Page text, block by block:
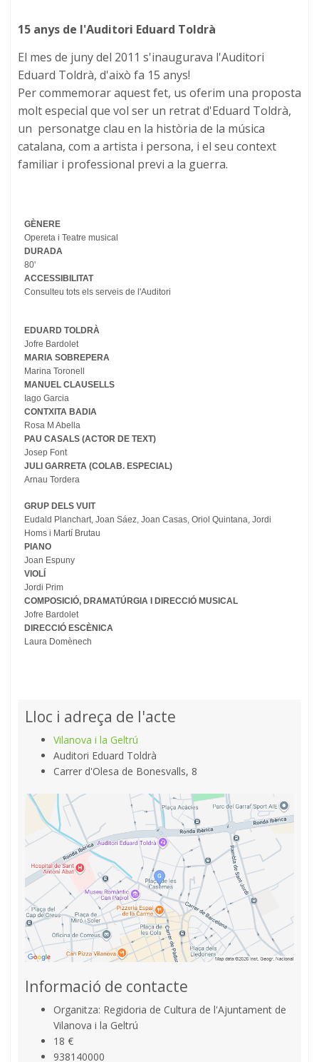
15 anys de l'Auditori Eduard Toldrà
El mes de juny del 2011 s'inaugurava l'Auditori
Eduard Toldrà, d'això fa 15 anys!
Per commemorar aquest fet, us oferim una proposta
molt especial que vol ser un retrat d'Eduard Toldrà,
un personatge clau en la història de la música
catalana, com a artista i persona, i el seu context
familiar i professional previ a la guerra.
GÈNERE
Opereta i Teatre musical
DURADA
80'
ACCESSIBILITAT
Consulteu tots els serveis de l'Auditori
EDUARD TOLDRÀ
Jofre Bardolet
MARIA SOBREPERA
Marina Toronell
MANUEL CLAUSELLS
Iago Garcia
CONTXITA BADIA
Rosa M Abella
PAU CASALS (ACTOR DE TEXT)
Josep Font
JULI GARRETA (COLAB. ESPECIAL)
Arnau Tordera
GRUP DELS VUIT
Eudald Planchart, Joan Sáez, Joan Casas, Oriol Quintana, Jordi
Homs i Martí Brutau
PIANO
Joan Espuny
VIOLÍ
Jordi Prim
COMPOSICIÓ, DRAMATÚRGIA I DIRECCIÓ MUSICAL
Jofre Bardolet
DIRECCIÓ ESCÈNICA
Laura Domènech
Lloc i adreça de l'acte
Vilanova i la Geltrú
Auditori Eduard Toldrà
Carrer d'Olesa de Bonesvalls, 8
Informació de contacte
Organitza: Regidoria de Cultura de l'Ajuntament de
Vilanova i la Geltrú
18 €
938140000